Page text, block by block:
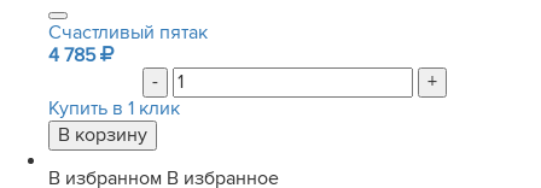
Счастливый пятак
4 785
-
+
Купить в 1 клик
В избранном В избранное